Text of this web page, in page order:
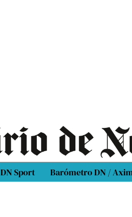
DN Sport Barómetro DN /